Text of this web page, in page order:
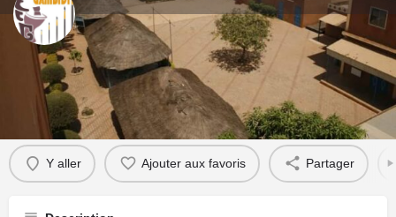
Espace Culturel Gambidi
Détails Évènements 17
Y aller Ajouter aux favoris Partager